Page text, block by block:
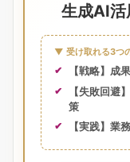
生成AI活
▼ 受け取れる3つ
【戦略】成
【失敗回避
策
【実践】業